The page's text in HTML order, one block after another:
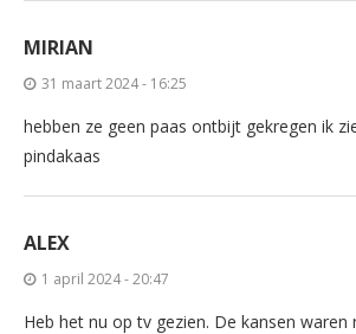
MIRIAN
31 maart 2024 - 16:25
hebben ze geen paas ontbijt gekregen ik
pindakaas
ALEX
1 april 2024 - 20:47
Heb het nu op tv gezien. De kansen waren